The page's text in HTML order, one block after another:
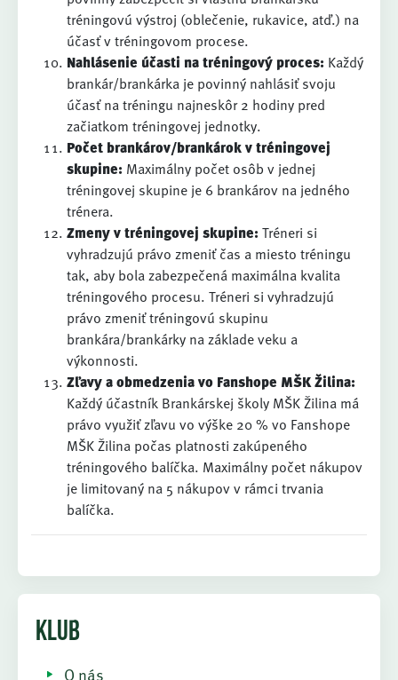
tréningovú výstroj (oblečenie, rukavice, atď.) na
účasť v tréningovom procese.
Nahlásenie účasti na tréningový proces: Každý
brankár/brankárka je povinný nahlásiť svoju
účasť na tréningu najneskôr 2 hodiny pred
začiatkom tréningovej jednotky.
Počet brankárov/brankárok v tréningovej
skupine: Maximálny počet osôb v jednej
tréningovej skupine je 6 brankárov na jedného
trénera.
Zmeny v tréningovej skupine: Tréneri si
vyhradzujú právo zmeniť čas a miesto tréningu
tak, aby bola zabezpečená maximálna kvalita
tréningového procesu. Tréneri si vyhradzujú
právo zmeniť tréningovú skupinu
brankára/brankárky na základe veku a
výkonnosti.
Zľavy a obmedzenia vo Fanshope MŠK Žilina:
Každý účastník Brankárskej školy MŠK Žilina má
právo využiť zľavu vo výške 20 % vo Fanshope
MŠK Žilina počas platnosti zakúpeného
tréningového balíčka. Maximálny počet nákupov
je limitovaný na 5 nákupov v rámci trvania
balíčka.
KLUB
O nás